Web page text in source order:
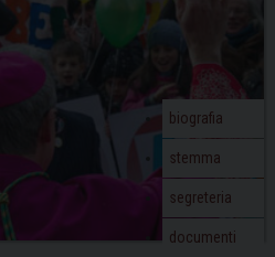
biografia
stemma
segreteria
documenti